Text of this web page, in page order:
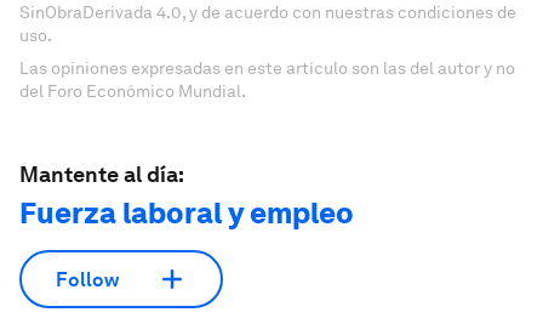
SinObraDerivada 4.0, y de acuerdo con nuestras condiciones de
uso.
Las opiniones expresadas en este artículo son las del autor y no
del Foro Económico Mundial.
Mantente al día:
Fuerza laboral y empleo
Follow